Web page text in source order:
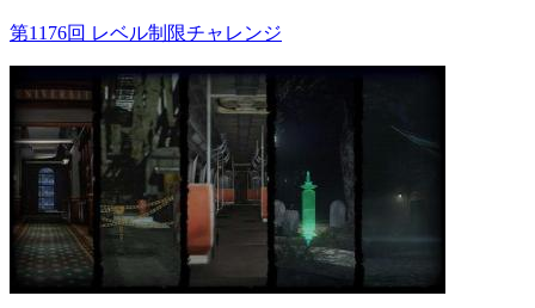
第1176回 レベル制限チャレンジ